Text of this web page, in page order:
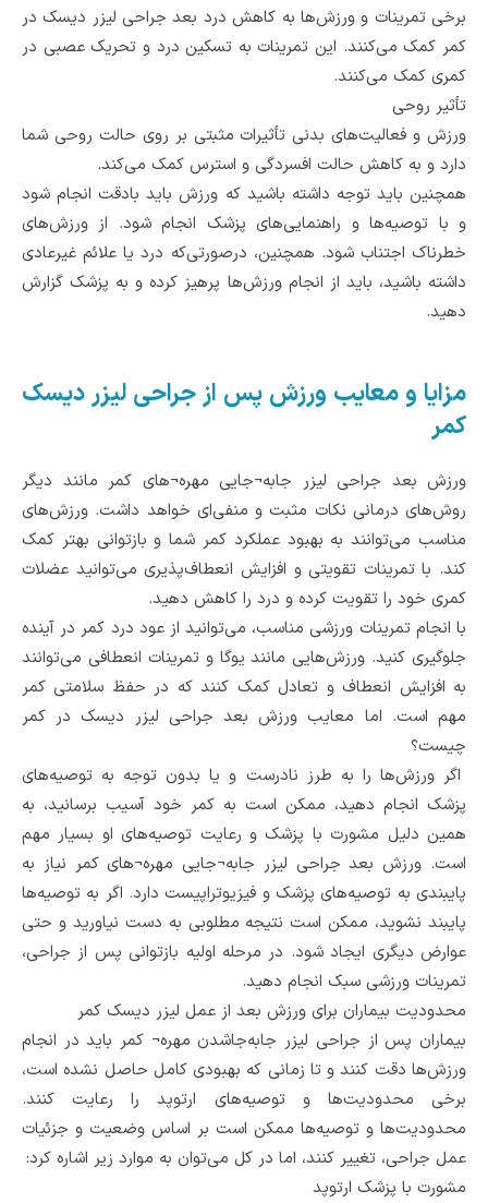
برخی تمرینات و ورزش‌ها به کاهش درد بعد جراحی لیزر دیسک در
کمر کمک می‌کنند. این تمرینات به تسکین درد و تحریک عصبی در
کمری کمک می‌کنند.
تأثیر روحی
ورزش و فعالیت‌های بدنی تأثیرات مثبتی بر روی حالت روحی شما
دارد و به کاهش حالت افسردگی و استرس کمک می‌کند.
همچنین باید توجه داشته باشید که ورزش باید بادقت انجام شود
و با توصیه‌ها و راهنمایی‌های پزشک انجام شود. از ورزش‌های
خطرناک اجتناب شود. همچنین، درصورتی‌که درد یا علائم غیرعادی
داشته باشید، باید از انجام ورزش‌ها پرهیز کرده و به پزشک گزارش
دهید.
مزایا و معایب ورزش پس از جراحی لیزر دیسک
کمر
ورزش بعد جراحی لیزر جابه¬جایی مهره¬های کمر مانند دیگر
روش‌های درمانی نکات مثبت و منفی‌ای خواهد داشت. ورزش‌های
مناسب می‌توانند به بهبود عملکرد کمر شما و بازتوانی بهتر کمک
کند. با تمرینات تقویتی و افزایش انعطاف‌پذیری می‌توانید عضلات
کمری خود را تقویت کرده و درد را کاهش دهید.
با انجام تمرینات ورزشی مناسب، می‌توانید از عود درد کمر در آینده
جلوگیری کنید. ورزش‌هایی مانند یوگا و تمرینات انعطافی می‌توانند
به افزایش انعطاف و تعادل کمک کنند که در حفظ سلامتی کمر
مهم است. اما معایب ورزش بعد جراحی لیزر دیسک در کمر
چیست؟
اگر ورزش‌ها را به طرز نادرست و یا بدون توجه به توصیه‌های
پزشک انجام دهید، ممکن است به کمر خود آسیب برسانید، به
همین دلیل مشورت با پزشک و رعایت توصیه‌های او بسیار مهم
است. ورزش بعد جراحی لیزر جابه¬جایی مهره¬های کمر نیاز به
پایبندی به توصیه‌های پزشک و فیزیوتراپیست دارد. اگر به توصیه‌ها
پایبند نشوید، ممکن است نتیجه مطلوبی به دست نیاورید و حتی
عوارض دیگری ایجاد شود. در مرحله اولیه بازتوانی پس از جراحی،
تمرینات ورزشی سبک انجام دهید.
محدودیت بیماران برای ورزش بعد از عمل لیزر دیسک کمر
بیماران پس از جراحی لیزر جابه‌جاشدن مهره¬ کمر باید در انجام
ورزش‌ها دقت کنند و تا زمانی که بهبودی کامل حاصل نشده است،
برخی محدودیت‌ها و توصیه‌های ارتوپد را رعایت کنند.
محدودیت‌ها و توصیه‌ها ممکن است بر اساس وضعیت و جزئیات
عمل جراحی، تغییر کنند، اما در کل می‌توان به موارد زیر اشاره کرد:
مشورت با پزشک ارتوپد